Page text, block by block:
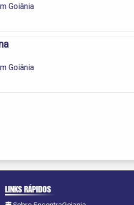
Goiânia
Goiânia
LINKS RÁPIDOS